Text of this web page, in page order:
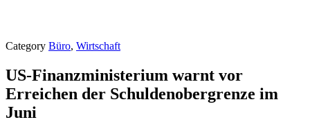
Category Büro, Wirtschaft
US-Finanzministerium warnt vor
Erreichen der Schuldenobergrenze im
Juni